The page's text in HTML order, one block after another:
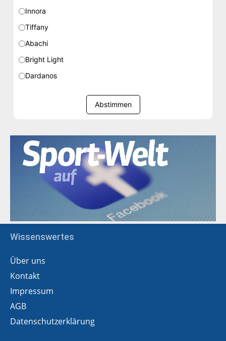
Innora
Tiffany
Abachi
Bright Light
Dardanos
Abstimmen
Wissenswertes
Über uns
Kontakt
Impressum
AGB
Datenschutzerklärung